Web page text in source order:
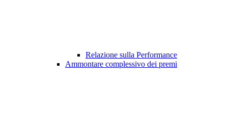
Relazione sulla Performance
Ammontare complessivo dei premi